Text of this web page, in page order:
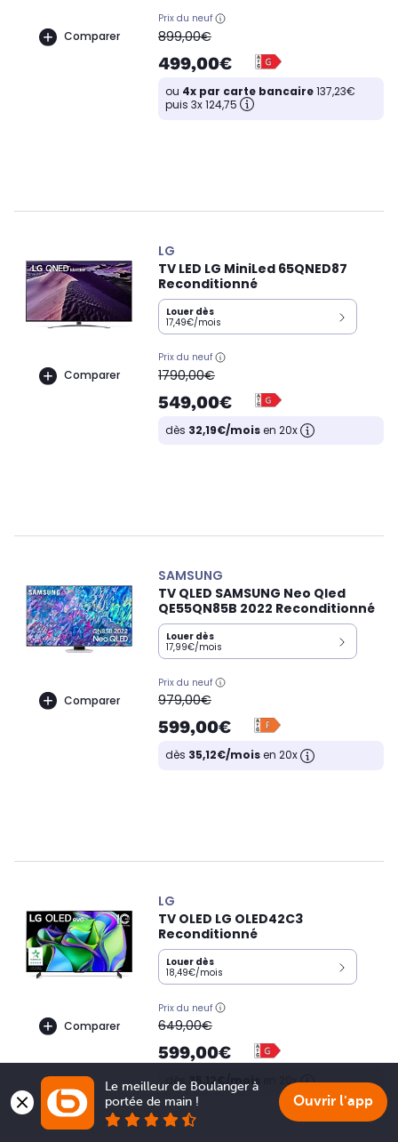
Comparer
Prix du neuf
oldPrice
899,00€
499,00€
ou 4x par carte bancaire137,23€
puis 3x 124,75
Comparer
LG
TV LED LG MiniLed 65QNED87
Reconditionné
Louer dès
17,49€/mois
Prix du neuf
oldPrice
1790,00€
549,00€
dès 32,19€/moisen 20x
Comparer
SAMSUNG
TV QLED SAMSUNG Neo Qled
QE55QN85B 2022 Reconditionné
Louer dès
17,99€/mois
Prix du neuf
oldPrice
979,00€
599,00€
dès 35,12€/moisen 20x
Comparer
LG
TV OLED LG OLED42C3
Reconditionné
Louer dès
18,49€/mois
Prix du neuf
oldPrice
649,00€
599,00€
dès 35,12€/mois en 20x
Le meilleur de Boulanger à
portée de main !
Ouvrir l'app